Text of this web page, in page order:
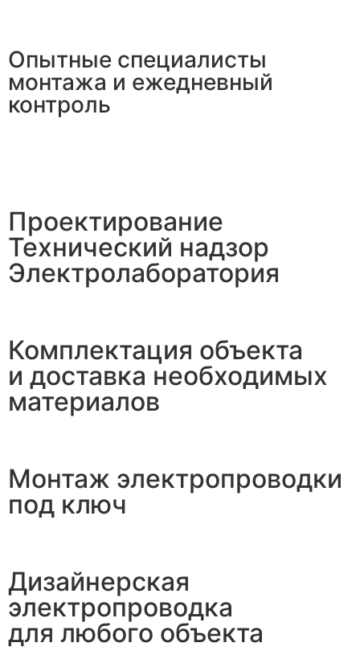
Опытные специалисты
монтажа и ежедневный
контроль
Проектирование
Технический надзор
Электролаборатория
Комплектация объекта
и доставка необходимых
материалов
Монтаж электропроводки
под ключ
Дизайнерская
электропроводка
для любого объекта